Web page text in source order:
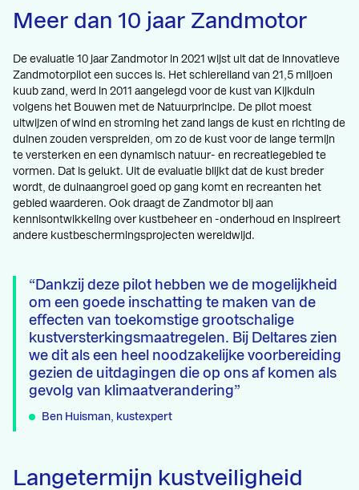
Meer dan 10 jaar Zandmotor
De evaluatie 10 jaar Zandmotor in 2021 wijst uit dat de innovatieve
Zandmotorpilot een succes is. Het schiereiland van 21,5 miljoen
kuub zand, werd in 2011 aangelegd voor de kust van Kijkduin
volgens het Bouwen met de Natuurprincipe. De pilot moest
uitwijzen of wind en stroming het zand langs de kust en richting de
duinen zouden verspreiden, om zo de kust voor de lange termijn
te versterken en een dynamisch natuur- en recreatiegebied te
vormen. Dat is gelukt. Uit de evaluatie blijkt dat de kust breder
wordt, de duinaangroei goed op gang komt en recreanten het
gebied waarderen. Ook draagt de Zandmotor bij aan
kennisontwikkeling over kustbeheer en -onderhoud en inspireert
andere kustbeschermingsprojecten wereldwijd.
Dankzij deze pilot hebben we de mogelijkheid
om een goede inschatting te maken van de
effecten van toekomstige grootschalige
kustversterkingsmaatregelen. Bij Deltares zien
we dit als een heel noodzakelijke voorbereiding
gezien de uitdagingen die op ons af komen als
gevolg van klimaatverandering
Ben Huisman, kustexpert
Langetermijn kustveiligheid